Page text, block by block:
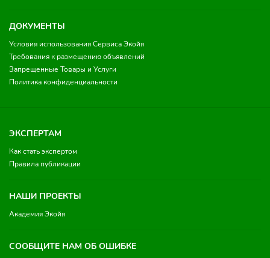
ДОКУМЕНТЫ
Условия использования Сервиса Экойя
Требования к размещению объявлений
Запрещенные Товары и Услуги
Политика конфиденциальности
ЭКСПЕРТАМ
Как стать экспертом
Правила публикации
НАШИ ПРОЕКТЫ
Академия Экойя
СООБЩИТЕ НАМ ОБ ОШИБКЕ